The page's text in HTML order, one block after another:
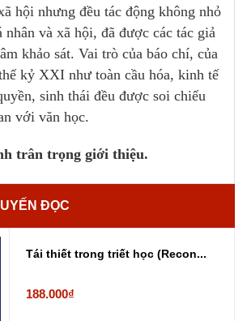
hội nhưng đều tác động không nhỏ
nhân và xã hội, đã được các tác giả
khảo sát. Vai trò của báo chí, của
kỷ XXI như toàn cầu hóa, kinh tế
sinh thái đều được soi chiếu
với văn học.
trân trọng giới thiệu.
ĐỌC
Tái thiết trong triết học (Recon...
188.000₫